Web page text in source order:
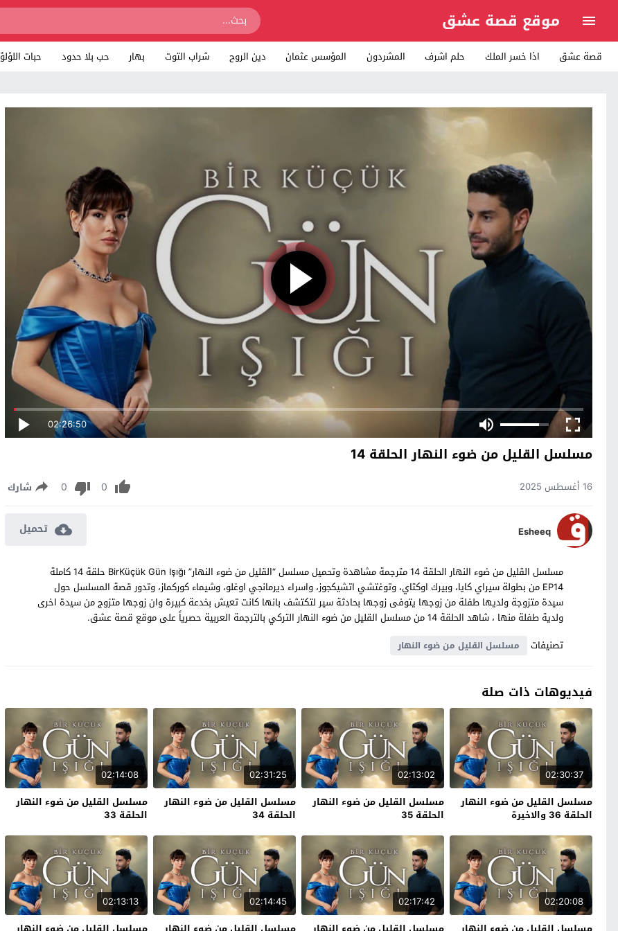
موقع قصة عشق
قصة عشق اذا خسر الملك حلم اشرف المشردون المؤسس عثمان دين الروح شراب التوت بهار حب بلا حدود حبات اللؤلؤ
02:26:50
مسلسل القليل من ضوء النهار الحلقة 14
16 أغسطس 2025 0
0 شارك
Esheeq تحميل
مسلسل القليل من ضوء النهار الحلقة 14 مترجمة مشاهدة وتحميل مسلسل “القليل من ضوء النهار” BirKüçük Gün Işığı حلقة 14 كاملة
EP14 من بطولة سيراي كايا، وبيرك اوكتاي، وتوغتشي اتشيكجوز، واسراء ديرمانجي اوغلو، وشيماء كوركماز، وتدور قصة المسلسل حول
سيدة متزوجة ولديها طفلة من زوجها يتوفى زوجها بحادثة سير لتكتشف بانها كانت تعيش بخدعة كبيرة وان زوجها متزوج من سيدة اخرى
ولدية طفلة منها ، شاهد الحلقة 14 من مسلسل القليل من ضوء النهار التركي بالترجمة العربية حصرياً على موقع قصة عشق.
تصنيفات
مسلسل القليل من ضوء النهار
فيديوهات ذات صلة
02:30:37
مسلسل القليل من ضوء النهار
الحلقة 36 والاخيرة
02:13:02
مسلسل القليل من ضوء النهار
الحلقة 35
02:31:25
مسلسل القليل من ضوء النهار
الحلقة 34
02:14:08
مسلسل القليل من ضوء النهار
الحلقة 33
02:20:08
02:17:42
02:14:45
02:13:13